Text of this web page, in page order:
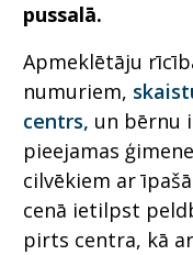
pussalā.
Apmeklētāju
numuriem,
centrs, un bērnu
pieejamas
cilvēkiem ar
cenā ietilpst
pirts centra, kā